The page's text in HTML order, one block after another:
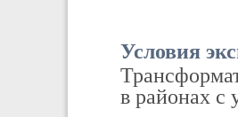
Условия
в районах с